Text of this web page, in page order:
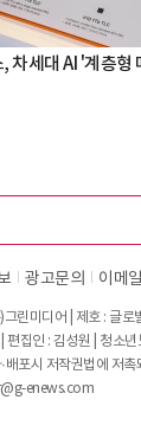
차세대 AI '계층형
광고문의 이메
린미디어 | 제호 : 글
집인 : 김성원 | 청소
포시 저작권법에 저
enews.com